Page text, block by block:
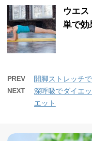
ウエス
単で効
PREV 開脚ストレッチ
NEXT
深呼吸でダイエ
エット